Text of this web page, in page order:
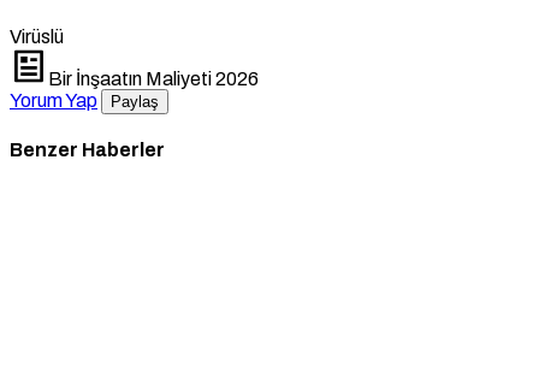
Virüslü
Bir İnşaatın Maliyeti 2026
Yorum Yap
Paylaş
Benzer Haberler